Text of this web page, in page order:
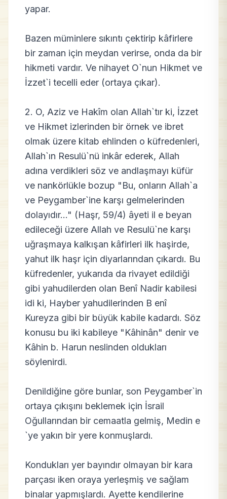
yapar.
Bazen müminlere sıkıntı çektirip kâfirlere
bir zaman için meydan verirse, onda da bir
hikmeti vardır. Ve nihayet O`nun Hikmet ve
İzzet`i tecelli eder (ortaya çıkar).
2. O, Aziz ve Hakîm olan Allah`tır ki, İzzet
ve Hikmet izlerinden bir örnek ve ibret
olmak üzere kitab ehlinden o küfredenleri,
Allah`ın Resulü`nü inkâr ederek, Allah
adına verdikleri söz ve andlaşmayı küfür
ve nankörlükle bozup "Bu, onların Allah`a
ve Peygamber`ine karşı gelmelerinden
dolayıdır..." (Haşr, 59/4) âyeti il e beyan
edileceği üzere Allah ve Resulü`ne karşı
uğraşmaya kalkışan kâfirleri ilk haşirde,
yahut ilk haşr için diyarlarından çıkardı. Bu
küfredenler, yukarıda da rivayet edildiği
gibi yahudilerden olan Benî Nadir kabilesi
idi ki, Hayber yahudilerinden B enî
Kureyza gibi bir büyük kabile kadardı. Söz
konusu bu iki kabileye "Kâhinân" denir ve
Kâhin b. Harun neslinden oldukları
söylenirdi.
Denildiğine göre bunlar, son Peygamber`in
ortaya çıkışını beklemek için İsrail
Oğullarından bir cemaatla gelmiş, Medin e
`ye yakın bir yere konmuşlardı.
Kondukları yer bayındır olmayan bir kara
parçası iken oraya yerleşmiş ve sağlam
binalar yapmışlardı. Ayette kendilerine